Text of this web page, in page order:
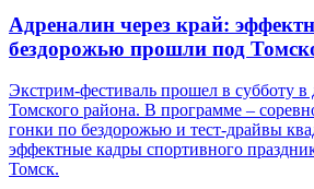
Адреналин через край:
бездорожью прошли под
Экстрим-фестиваль прошел в субботу в
Томского района. В программе –
гонки по бездорожью и тест-драйвы
эффектные кадры спортивного
Томск.